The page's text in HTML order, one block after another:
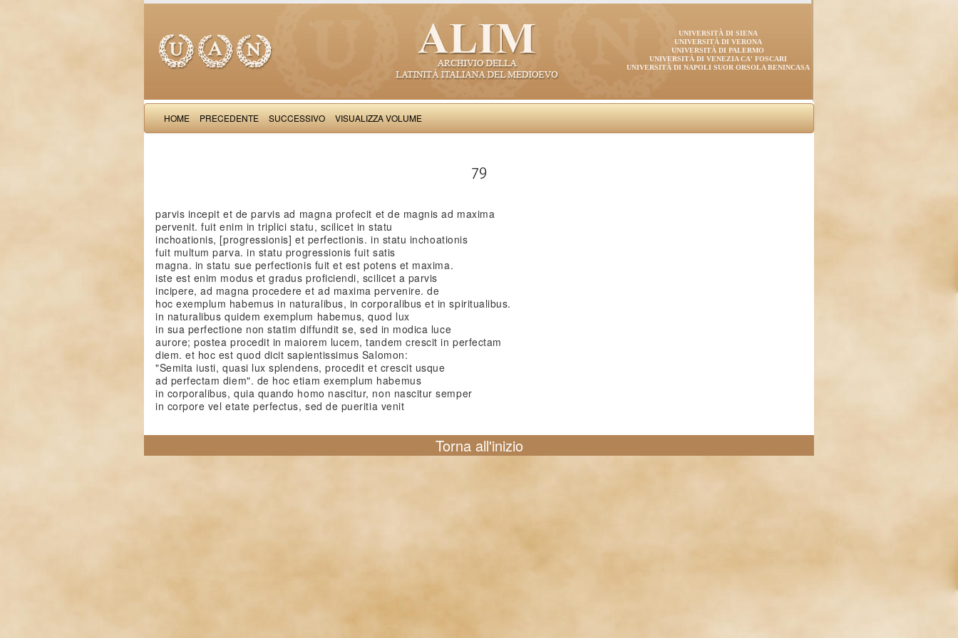
UNIVERSITÀ DI SIENA
UNIVERSITÀ DI VERONA
UNIVERSITÀ DI PALERMO
UNIVERSITÀ DI VENEZIA CA' FOSCARI
UNIVERSITÀ DI NAPOLI SUOR ORSOLA BENINCASA
HOME PRECEDENTE SUCCESSIVO VISUALIZZA VOLUME
79
parvis incepit et de parvis ad magna profecit et de magnis ad maxima
pervenit. fuit enim in triplici statu, scilicet in statu
inchoationis, [progressionis] et perfectionis. in statu inchoationis
fuit multum parva. in statu progressionis fuit satis
magna. in statu sue perfectionis fuit et est potens et maxima.
iste est enim modus et gradus proficiendi, scilicet a parvis
incipere, ad magna procedere et ad maxima pervenire. de
hoc exemplum habemus in naturalibus, in corporalibus et in spiritualibus.
in naturalibus quidem exemplum habemus, quod lux
in sua perfectione non statim diffundit se, sed in modica luce
aurore; postea procedit in maiorem lucem, tandem crescit in perfectam
diem. et hoc est quod dicit sapientissimus Salomon:
"Semita iusti, quasi lux splendens, procedit et crescit usque
ad perfectam diem". de hoc etiam exemplum habemus
in corporalibus, quia quando homo nascitur, non nascitur semper
in corpore vel etate perfectus, sed de pueritia venit
Torna all'inizio